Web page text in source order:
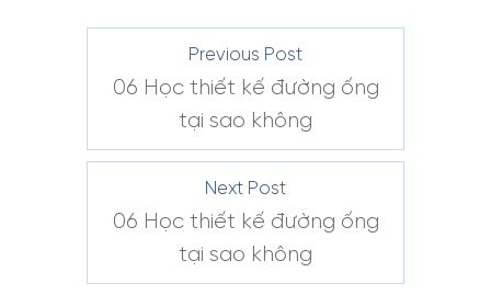
Previous Post
06 Học thiết kế đường ống
tại sao không
Next Post
06 Học thiết kế đường ống
tại sao không